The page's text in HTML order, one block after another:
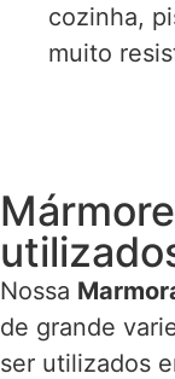
cozinha,
muito
Nossa
de grande
ser utilizados